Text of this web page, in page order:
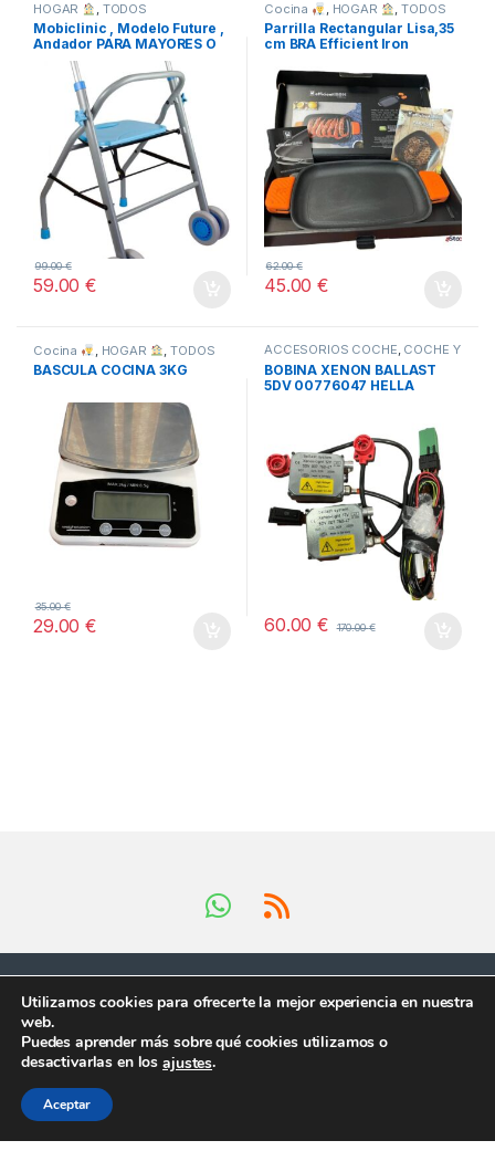
HOGAR , TODOS
Mobiclinic , Modelo Future ,
Andador PARA MAYORES O
MINUSVALIDOS
59.00€
99.00€
Cocina , HOGAR ,TODOS
Parrilla Rectangular Lisa,35
cm BRA Efficient Iron
45.00€
62.00€
Cocina , HOGAR ,TODOS
BASCULA COCINA 3KG
29.00€
35.00€
ACCESORIOS COCHE, COCHE Y
MOTO , TODOS
BOBINA XENON BALLAST
5DV 00776047 HELLA
60.00€ 170.00€
Tienes preguntas ?
¡Llámanos en horario
Utilizamos cookies para ofrecerte la mejor experiencia en nuestra
web.
Puedes aprender más sobre qué cookies utilizamos o
desactivarlas en losajustes.
Aceptar